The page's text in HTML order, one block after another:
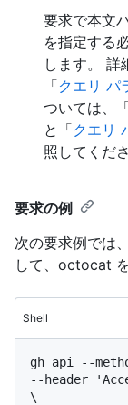
要求で本文
を指定する
します。 詳
「クエリ パ
ついては、
と「クエリ
照してくださ
要求の例
次の要求例では、
して、octocat
Shell
gh api --
--header
\